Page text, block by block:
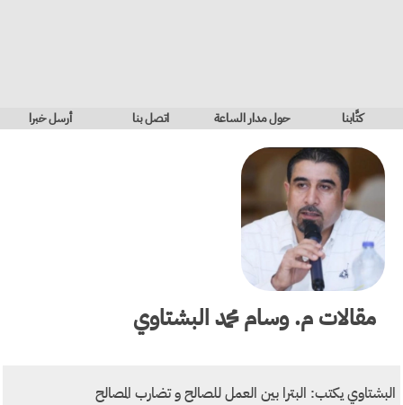
كتَّابنا حول مدار الساعة اتصل بنا أرسل خبرا
مقالاتم. وسام محمد البشتاوي
البشتاوي يكتب: البترا بين العمل للصالح و تضارب المصالح